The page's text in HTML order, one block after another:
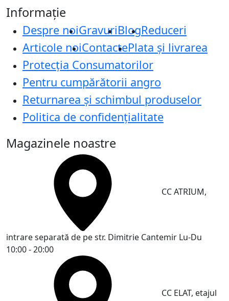
Informație
Despre noiGravuriBlogReduceri
Articole noiContactePlata și livrarea
Protecţia Consumatorilor
Pentru cumpărătorii angro
Returnarea și schimbul produselor
Politica de confidențialitate
Magazinele noastre
CC ATRIUM,
intrare separată de pe str. Dimitrie Cantemir Lu-Du
10:00 - 20:00
CC ELAT, etajul